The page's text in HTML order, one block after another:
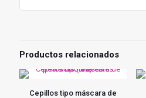
Productos relacionados
Cepillos tipo máscara de